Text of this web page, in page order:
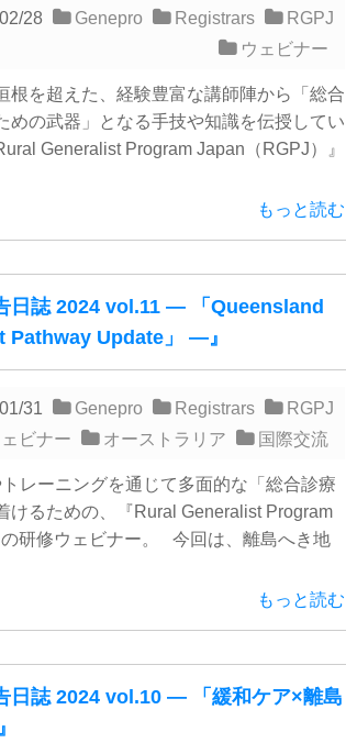
28 Genepro Registrars
RGPJ
ウェビナー
を超えた、経験豊富な講師陣から「総合
めの武器」となる手技や知識を伝授してい
Generalist Program Japan（RGPJ）』
もっと読む
日誌 2024 vol.11 ― 「Queensland
Pathway Update」 ―』
31 Genepro Registrars
RGPJ
ビナー
オーストラリア 国際交流
レーニングを通じて多面的な「総合診療
けるための、『Rural Generalist Program
研修ウェビナー。 今回は、離島へき地
もっと読む
日誌 2024 vol.10 ― 「緩和ケア×離島